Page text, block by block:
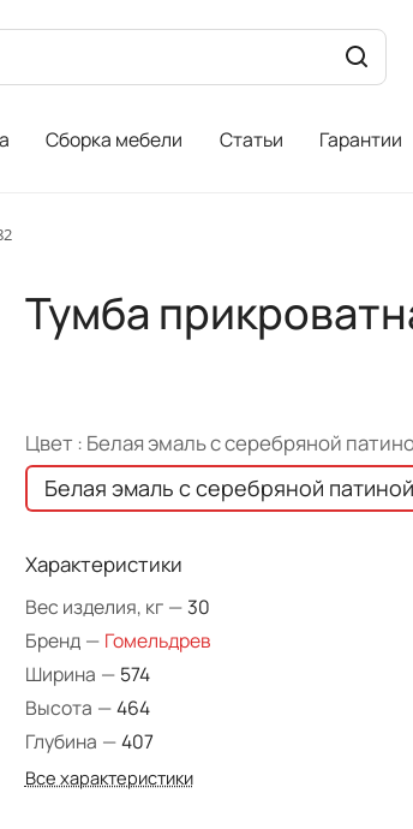
Сборка мебели Статьи Гарантии
Тумба
Цвет : Белая эмаль с серебряной
Белая эмаль с серебряной патиной
Характеристики
Вес изделия, кг — 30
Бренд — Гомельдрев
Ширина — 574
Высота —464
Глубина —407
Все характеристики